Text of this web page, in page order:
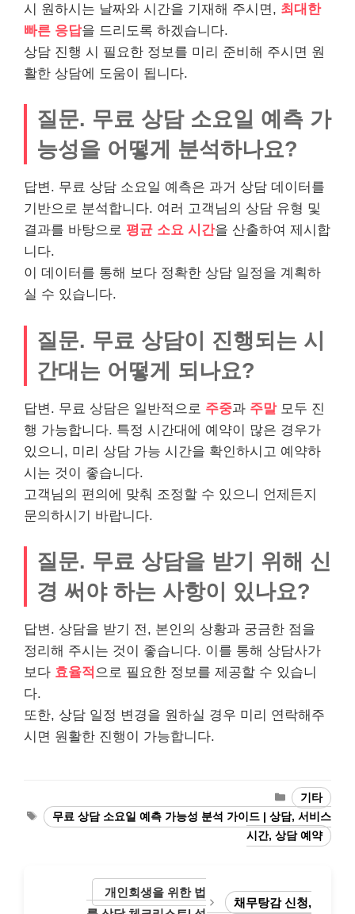
시 원하시는 날짜와 시간을 기재해 주시면, 최대한
빠른 응답을 드리도록 하겠습니다.
상담 진행 시 필요한 정보를 미리 준비해 주시면 원
활한 상담에 도움이 됩니다.
질문. 무료 상담 소요일 예측 가
능성을 어떻게 분석하나요?
답변. 무료 상담 소요일 예측은 과거 상담 데이터를
기반으로 분석합니다. 여러 고객님의 상담 유형 및
결과를 바탕으로 평균 소요 시간을 산출하여 제시합
니다.
이 데이터를 통해 보다 정확한 상담 일정을 계획하
실 수 있습니다.
질문. 무료 상담이 진행되는 시
간대는 어떻게 되나요?
답변. 무료 상담은 일반적으로 주중과 주말모두 진
행 가능합니다. 특정 시간대에 예약이 많은 경우가
있으니, 미리 상담 가능 시간을 확인하시고 예약하
시는 것이 좋습니다.
고객님의 편의에 맞춰 조정할 수 있으니 언제든지
문의하시기 바랍니다.
질문. 무료 상담을 받기 위해 신
경 써야 하는 사항이 있나요?
답변. 상담을 받기 전, 본인의 상황과 궁금한 점을
정리해 주시는 것이 좋습니다. 이를 통해 상담사가
보다 효율적 으로 필요한 정보를 제공할 수 있습니
다.
또한, 상담 일정 변경을 원하실 경우 미리 연락해주
시면 원활한 진행이 가능합니다.
Categories
기타
Tags무료 상담 소요일 예측 가능성 분석 가이드 | 상담, 서비스
시간, 상담 예약
개인회생을 위한 법
채무탕감 신청,